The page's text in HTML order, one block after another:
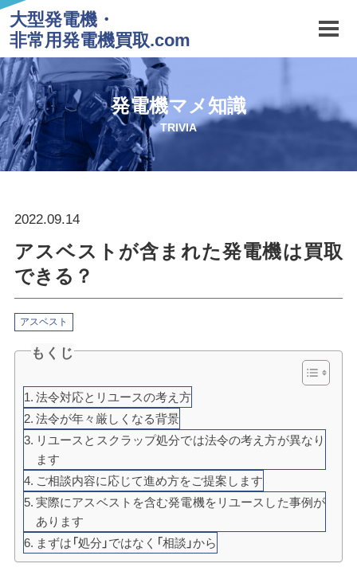
大型発電機・
非常用発電機買取.com
発電機マメ知識
TRIVIA
2022.09.14
アスベストが含まれた発電機は買取
できる？
アスベスト
もくじ
法令対応とリユースの考え方
法令が年々厳しくなる背景
リユースとスクラップ処分では法令の考え方が異なり
ます
ご相談内容に応じて進め方をご提案します
実際にアスベストを含む発電機をリユースした事例が
あります
まずは「処分」ではなく「相談」から